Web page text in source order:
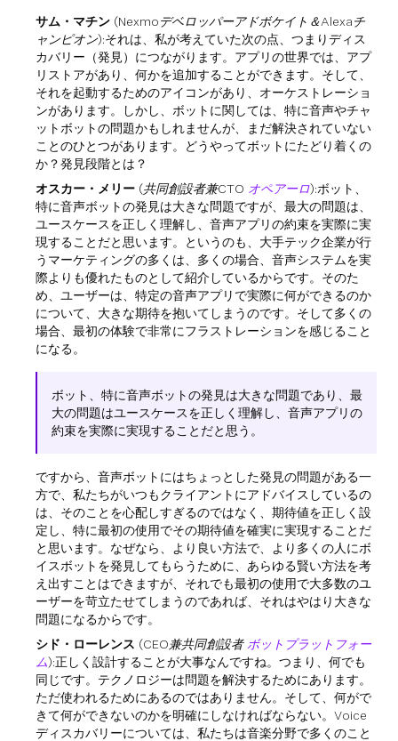
サム・マチン (Nexmoデベロッパーアドボケイト＆Alexaチ
ャンピオン):それは、私が考えていた次の点、つまりディス
カバリー（発見）につながります。アプリの世界では、アプ
リストアがあり、何かを追加することができます。そして、
それを起動するためのアイコンがあり、オーケストレーショ
ンがあります。しかし、ボットに関しては、特に音声やチャ
ットボットの問題かもしれませんが、まだ解決されていない
ことのひとつがあります。どうやってボットにたどり着くの
か？発見段階とは？
オスカー・メリー (共同創設者兼CTO オペアーロ):ボット、
特に音声ボットの発見は大きな問題ですが、最大の問題は、
ユースケースを正しく理解し、音声アプリの約束を実際に実
現することだと思います。というのも、大手テック企業が行
うマーケティングの多くは、多くの場合、音声システムを実
際よりも優れたものとして紹介しているからです。そのた
め、ユーザーは、特定の音声アプリで実際に何ができるのか
について、大きな期待を抱いてしまうのです。そして多くの
場合、最初の体験で非常にフラストレーションを感じること
になる。
ボット、特に音声ボットの発見は大きな問題であり、最
大の問題はユースケースを正しく理解し、音声アプリの
約束を実際に実現することだと思う。
ですから、音声ボットにはちょっとした発見の問題がある一
方で、私たちがいつもクライアントにアドバイスしているの
は、そのことを心配しすぎるのではなく、期待値を正しく設
定し、特に最初の使用でその期待値を確実に実現することだ
と思います。なぜなら、より良い方法で、より多くの人にボ
イスボットを発見してもらうために、あらゆる賢い方法を考
え出すことはできますが、それでも最初の使用で大多数のユ
ーザーを苛立たせてしまうのであれば、それはやはり大きな
問題になるからです。
シド・ローレンス (CEO兼共同創設者 ボットプラットフォー
ム):正しく設計することが大事なんですね。つまり、何でも
同じです。テクノロジーは問題を解決するためにあります。
ただ使われるためにあるのではありません。そして、何がで
きて何ができないのかを明確にしなければならない。Voice
ディスカバリーについては、私たちは音楽分野で多くのこと